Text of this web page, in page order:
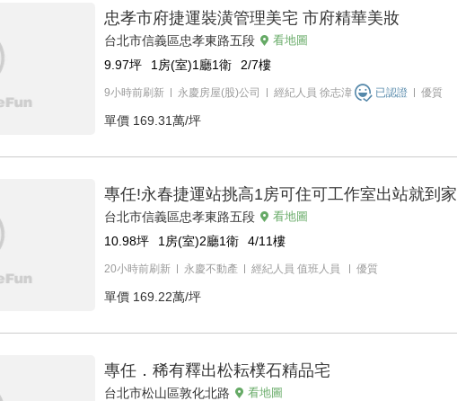
忠孝市府捷運裝潢管理美宅 市府精華美妝
台北市信義區忠孝東路五段 看地圖
9.97坪 1房(室)1廳1衛 2/7樓
9小時前刷新 永慶房屋(股)公司 經紀人員 徐志湋 已認證 優質
單價 169.31萬/坪
專任!永春捷運站挑高1房可住可工作室出站就到家
台北市信義區忠孝東路五段 看地圖
10.98坪 1房(室)2廳1衛 4/11樓
20小時前刷新 永慶不動產 經紀人員 值班人員 優質
單價 169.22萬/坪
專任．稀有釋出松耘樸石精品宅
台北市松山區敦化北路 看地圖